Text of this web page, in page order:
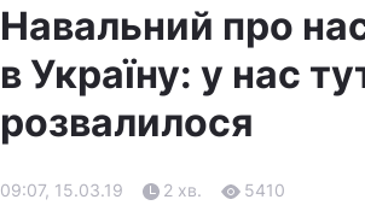
Навальний про
в Україну: у нас
розвалилося
09:07, 15.03.19 2 хв. 5410